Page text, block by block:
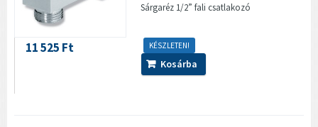
Sárgaréz 1/2” fali csatlakozó
KÉSZLETEN!
11 525 Ft
Kosárba